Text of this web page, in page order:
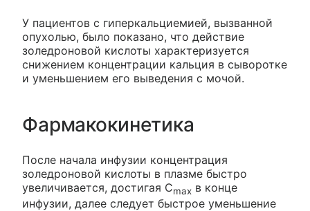
У пациентов с гиперкальциемией, вызванной
опухолью, было показано, что действие
золедроновой кислоты характеризуется
снижением концентрации кальция в сыворотке
и уменьшением его выведения с мочой.
Фармакокинетика
После начала инфузии концентрация
золедроновой кислоты в плазме быстро
увеличивается, достигая Cmax в конце
инфузии, далее следует быстрое уменьшение